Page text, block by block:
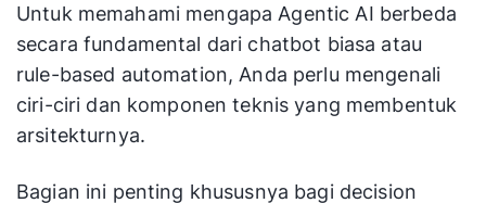
Untuk memahami mengapa Agentic AI berbeda
secara fundamental dari chatbot biasa atau
rule-based automation, Anda perlu mengenali
ciri-ciri dan komponen teknis yang membentuk
arsitekturnya.
Bagian ini penting khususnya bagi decision